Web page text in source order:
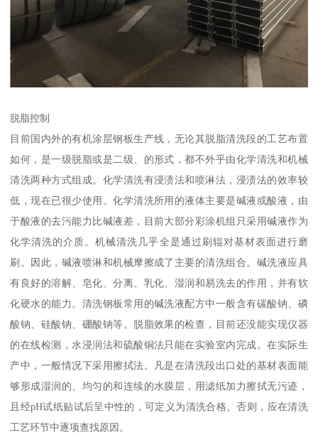
脱脂控制
目前国内外的有机涂层钢板生产线，无论其脱脂清洗段的工艺布置
如何，是一级脱脂或是二级、的形式，都不外乎由化学清洗和机械
清洗两种方式组成。化学清洗有浸渍法和喷淋法，浸渍法的效率较
低，现在已很少使用。化学清洗所用的液体主要是碱液或酸液，由
于酸液的去污能力比碱液差，目前大部分彩涂机组只采用碱液作为
化学清洗的介质。机械清洗几乎全是通过刷辊对基材表面进行磨
刷。因此，碱液喷淋和机械摩擦成了主要的清洗组合。碱洗液应具
有良好的溶解、皂化、分离、乳化、湿润和易洗去的作用，并有软
化硬水的能力。清洗钢板常用的碱洗液配方中一般含有碳酸钠、磷
酸钠、硅酸钠、硼酸钠等。脱脂效果的检查，目前还没能实现仪器
的在线检测，水浸润法和硫酸铜法只能在实验室内完成。在实际生
产中，一般情况下采用擦拭法。凡是在清洗段出口处的基材表面能
够形成湿润的、均匀的和连续的水膜层，用滤纸加力擦拭无污迹，
且经pH试纸贴试后呈中性的，可定义为清洗合格。否则，应在清洗
工艺环节中逐项查找原因。